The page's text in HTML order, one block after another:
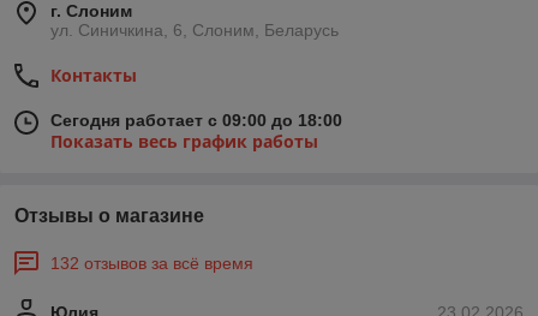
г. Слоним
ул. Синичкина, 6, Слоним, Беларусь
Контакты
Сегодня работает с 09:00 до 18:00
Показать весь график работы
Отзывы о магазине
132 отзывов за всё время